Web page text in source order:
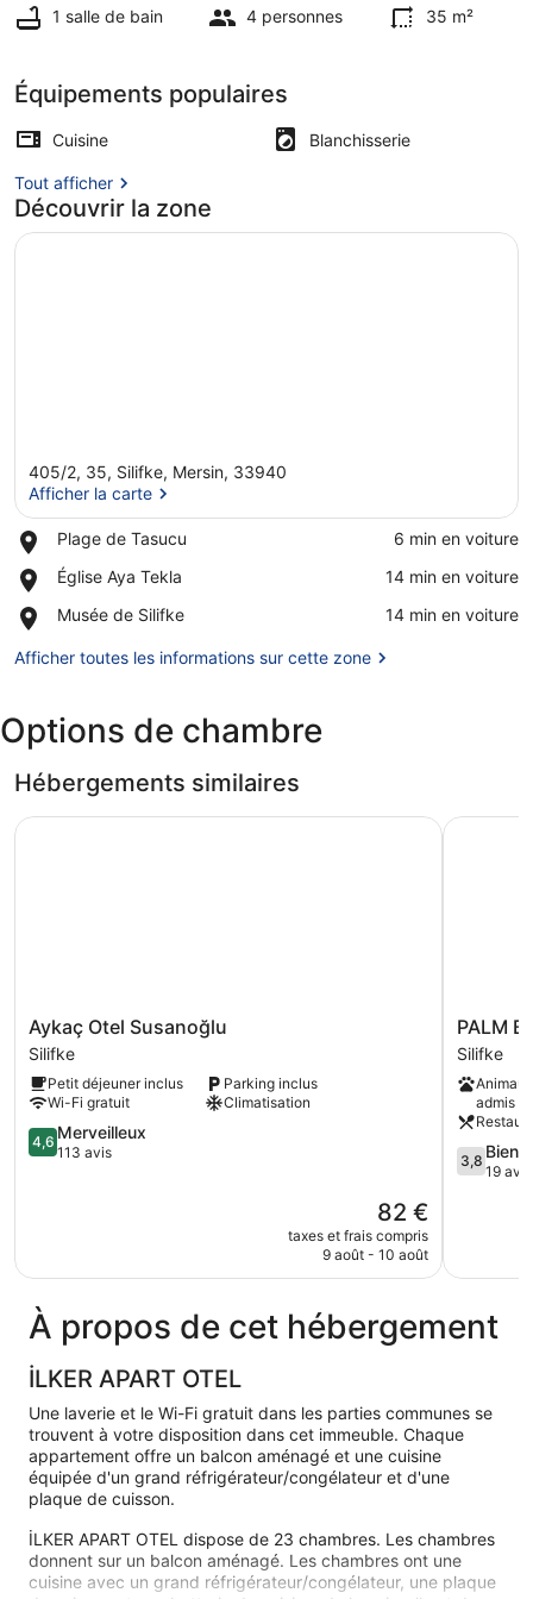
1 salle de bain 4 personnes 35 m²
Équipements populaires
Cuisine Blanchisserie
Tout afficher
Découvrir la zone
405/2, 35, Silifke, Mersin, 33940
Afficher la carte
Plage de Tasucu
Place,
de
‪6 min en voiture‬
Église Aya Tekla
Place,
Aya
‪14 min en voiture‬
Musée de Silifke
Place,
de
‪14 min en voiture‬
Afficher toutes les informations sur cette zone
Options de chambre
Hébergements similaires
Aykaç
Otel
Susanoğlu
Silifke
Aykaç Otel Susanoğlu
Silifke
Petit déjeuner inclus
Parking inclus
Wi-Fi gratuit
Climatisation
4.6
sur
4,6 Merveilleux
113 avis
Le
nouveau
prix
82 €
taxes et frais compris
9 août - 10 août
Aykaç Otel Susanoğlu
PALM
BEACH
HOTEL
Silifke
PALM
Silifke
admis
3.8
sur
3,8 Bien
19 avis
PALM
À propos de cet hébergement
İLKER APART OTEL
Une laverie et le Wi-Fi gratuit dans les parties communes se
trouvent à votre disposition dans cet immeuble. Chaque
appartement offre un balcon aménagé et une cuisine
équipée d'un grand réfrigérateur/congélateur et d'une
plaque de cuisson.
İLKER APART OTEL dispose de 23 chambres. Les chambres
donnent sur un balcon aménagé. Les chambres ont une
cuisine avec un grand réfrigérateur/congélateur, une plaque